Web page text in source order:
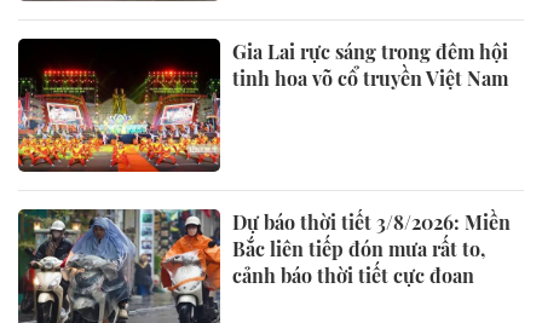
Gia Lai rực sáng trong đêm hội
tinh hoa võ cổ truyền Việt Nam
Dự báo thời tiết 3/8/2026: Miền
Bắc liên tiếp đón mưa rất to,
cảnh báo thời tiết cực đoan